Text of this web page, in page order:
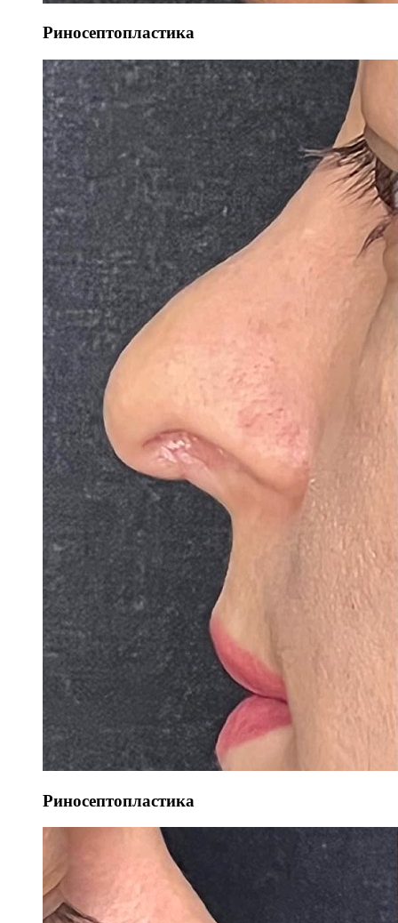
Риносептопластика
Риносептопластика